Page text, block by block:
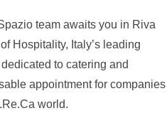
team awaits you in Riva
Hospitality, Italy’s leading
to catering and
appointment for companies
world.